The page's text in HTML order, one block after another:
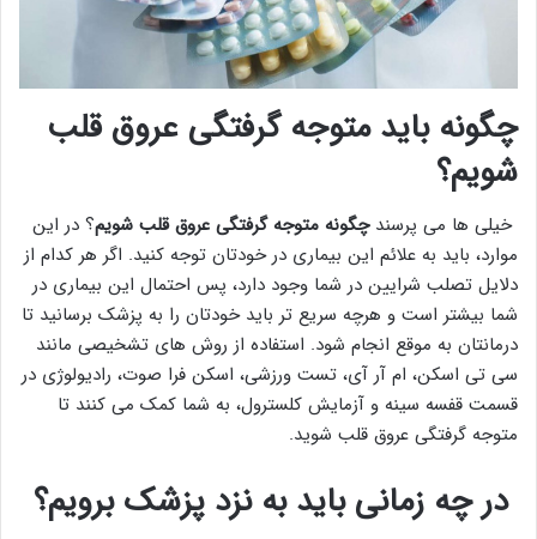
چگونه باید متوجه گرفتگی عروق قلب
شویم؟
خیلی ها می پرسندچگونه متوجه گرفتگی عروق قلب شویم؟ در این
موارد، باید به علائم این بیماری در خودتان توجه کنید. اگر هر کدام از
دلایل تصلب شرایین در شما وجود دارد، پس احتمال این بیماری در
شما بیشتر است و هرچه سریع تر باید خودتان را به پزشک برسانید تا
درمانتان به موقع انجام شود. استفاده از روش های تشخیصی مانند
سی تی اسکن، ام آر آی، تست ورزشی، اسکن فرا صوت، رادیولوژی در
قسمت قفسه سینه و آزمایش کلسترول، به شما کمک می کنند تا
متوجه گرفتگی عروق قلب شوید.
در چه زمانی باید به نزد پزشک برویم؟